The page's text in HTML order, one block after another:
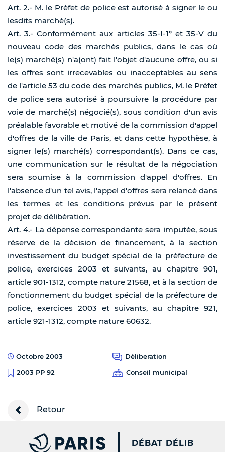
Art. 2.- M. le Préfet de police est autorisé à signer le ou
lesdits marché(s).
Art. 3.- Conformément aux articles 35-I-1° et 35-V du
nouveau code des marchés publics, dans le cas où
le(s) marché(s) n'a(ont) fait l'objet d'aucune offre, ou si
les offres sont irrecevables ou inacceptables au sens
de l'article 53 du code des marchés publics, M. le Préfet
de police sera autorisé à poursuivre la procédure par
voie de marché(s) négocié(s), sous condition d'un avis
préalable favorable et motivé de la commission d'appel
d'offres de la ville de Paris, et dans cette hypothèse, à
signer le(s) marché(s) correspondant(s). Dans ce cas,
une communication sur le résultat de la négociation
sera soumise à la commission d'appel d'offres. En
l'absence d'un tel avis, l'appel d'offres sera relancé dans
les termes et les conditions prévus par le présent
projet de délibération.
Art. 4.- La dépense correspondante sera imputée, sous
réserve de la décision de financement, à la section
investissement du budget spécial de la préfecture de
police, exercices 2003 et suivants, au chapitre 901,
article 901-1312, compte nature 21568, et à la section de
fonctionnement du budget spécial de la préfecture de
police, exercices 2003 et suivants, au chapitre 921,
article 921-1312, compte nature 60632.
Octobre 2003
Déliberation
2003 PP 92
Conseil municipal
Retour
PARIS.FR [NEW
DÉBAT DÉLIB